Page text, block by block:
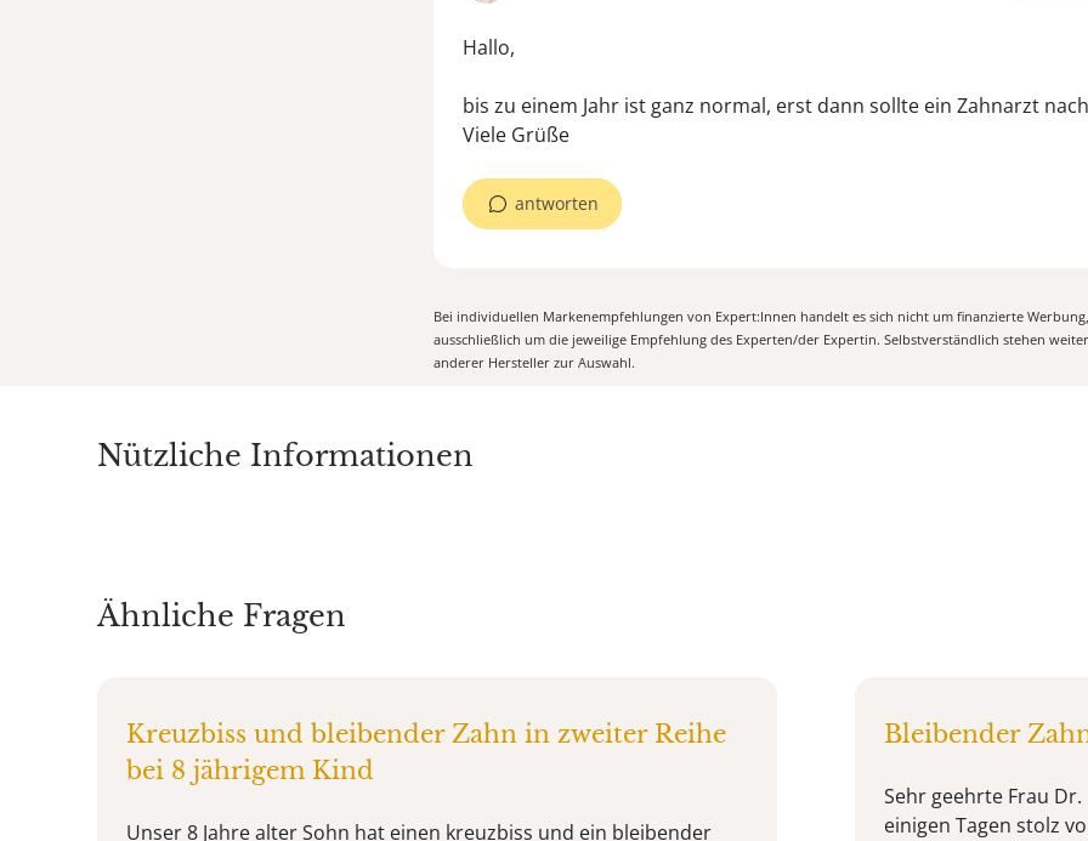
Hallo,
bis zu einem Jahr ist ganz normal, erst dann sollte ein Zahnarzt
Viele Grüße
antworten
Bei individuellen Markenempfehlungen von Expert:Innen handelt es sich nicht um finanzierte
ausschließlich um die jeweilige Empfehlung des Experten/der Expertin. Selbstverständlich stehen
anderer Hersteller zur Auswahl.
Nützliche Informationen
Ähnliche Fragen
Kreuzbiss und bleibender Zahn in zweiter Reihe
bei 8 jährigem Kind
Unser 8 Jahre alter Sohn hat einen kreuzbiss und ein bleibender
Bleibender
Sehr geehrte Frau
einigen Tagen stolz